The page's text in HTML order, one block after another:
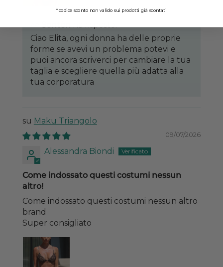
>>Sontènha risposto:
Ciao Elita, ogni donna ha delle proprie
forme se avevi un problema potevi e
puoi ancora scriverci per cambiare la tua
taglia e scegliere quella più adatta alla
tua corporatura
Maku Triangolo
09/07/2026
Alessandra Biondi
Come indossato questi costumi nessun
altro!
Come indossato questi costumi nessun altro
brand
Super consigliato
*codice sconto non valido sui prodotti già scontati